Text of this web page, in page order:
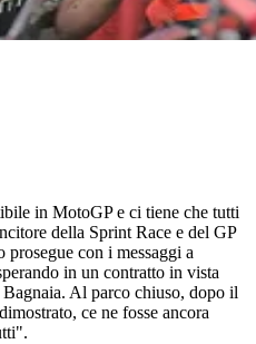
in MotoGP e ci tiene che tutti
della Sprint Race e del GP
con i messaggi a
in un contratto in vista
Al parco chiuso, dopo il
ce ne fosse ancora